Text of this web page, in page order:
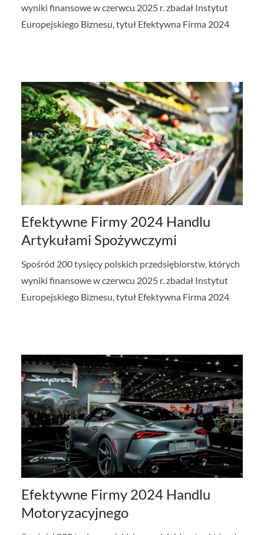
wyniki finansowe w czerwcu 2025 r. zbadał Instytut
Europejskiego Biznesu, tytuł Efektywna Firma 2024
Efektywne Firmy 2024 Handlu
Artykułami Spożywczymi
Spośród 200 tysięcy polskich przedsiębiorstw, których
wyniki finansowe w czerwcu 2025 r. zbadał Instytut
Europejskiego Biznesu, tytuł Efektywna Firma 2024
Efektywne Firmy 2024 Handlu
Motoryzacyjnego